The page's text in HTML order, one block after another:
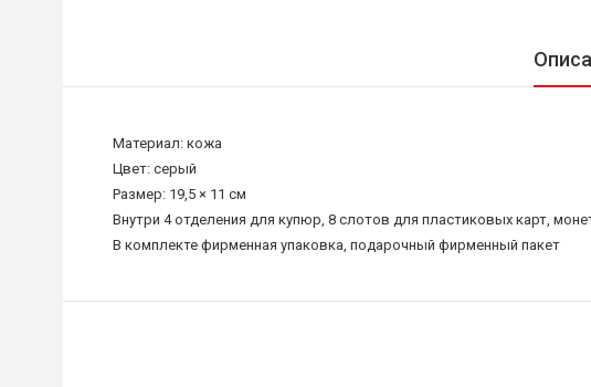
Материал: кожа
Цвет: серый
Размер: 19,5 × 11 см
Внутри 4 отделения для купюр, 8 слотов для пластиковых карт,
В комплекте фирменная упаковка, подарочный фирменный пакет